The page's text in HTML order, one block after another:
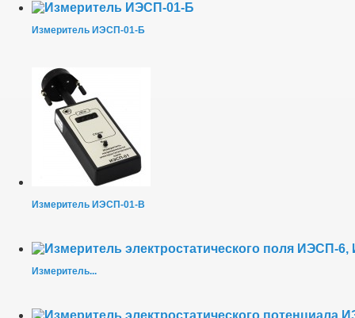
Измеритель ИЭСП-01-Б
Измеритель ИЭСП-01-В
Измеритель...